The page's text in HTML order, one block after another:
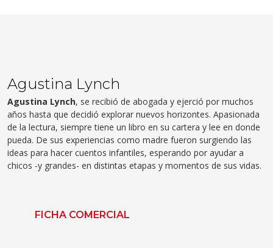
Agustina Lynch
Agustina Lynch, se recibió de abogada y ejerció por muchos
años hasta que decidió explorar nuevos horizontes. Apasionada
de la lectura, siempre tiene un libro en su cartera y lee en donde
pueda. De sus experiencias como madre fueron surgiendo las
ideas para hacer cuentos infantiles, esperando por ayudar a
chicos -y grandes- en distintas etapas y momentos de sus vidas.
FICHA COMERCIAL